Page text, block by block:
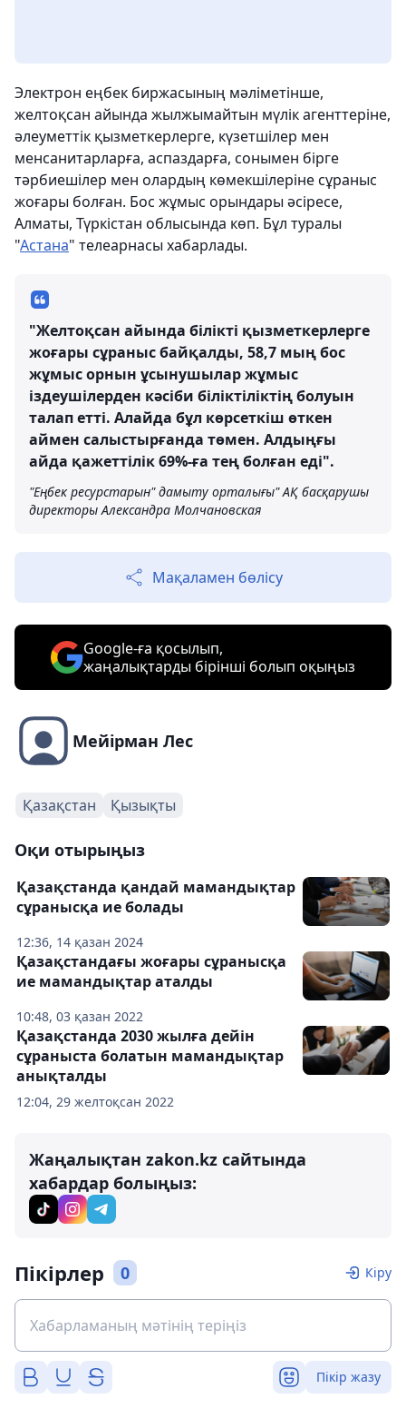
Электрон еңбек биржасының мәліметінше,
желтоқсан айында жылжымайтын мүлік агенттеріне,
әлеуметтік қызметкерлерге, күзетшілер мен
менсанитарларға, аспаздарға, сонымен бірге
тәрбиешілер мен олардың көмекшілеріне сұраныс
жоғары болған. Бос жұмыс орындары әсіресе,
Алматы, Түркістан облысында көп. Бұл туралы
"Астана" телеарнасы хабарлады.
"Желтоқсан айында білікті қызметкерлерге
жоғары сұраныс байқалды, 58,7 мың бос
жұмыс орнын ұсынушылар жұмыс
іздеушілерден кәсіби біліктіліктің болуын
талап етті. Алайда бұл көрсеткіш өткен
аймен салыстырғанда төмен. Алдыңғы
айда қажеттілік 69%-ға тең болған еді".
"Еңбек ресурстарын" дамыту орталығы" АҚ басқарушы
директоры Александра Молчановская
Мақаламен бөлісу
Google-ға қосылып,
жаңалықтарды бірінші болып оқыңыз
Мейірман Лес
Қазақстан Қызықты
Оқи отырыңыз
12:36, 14 қазан 2024
Қазақстанда қандай мамандықтар
сұранысқа ие болады
10:48, 03 қазан 2022
Қазақстандағы жоғары сұранысқа
ие мамандықтар аталды
12:04, 29 желтоқсан 2022
Қазақстанда 2030 жылға дейін
сұраныста болатын мамандықтар
анықталды
Жаңалықтан zakon.kz сайтында
хабардар болыңыз:
Пікірлер 0 Кіру
Пікір жазу